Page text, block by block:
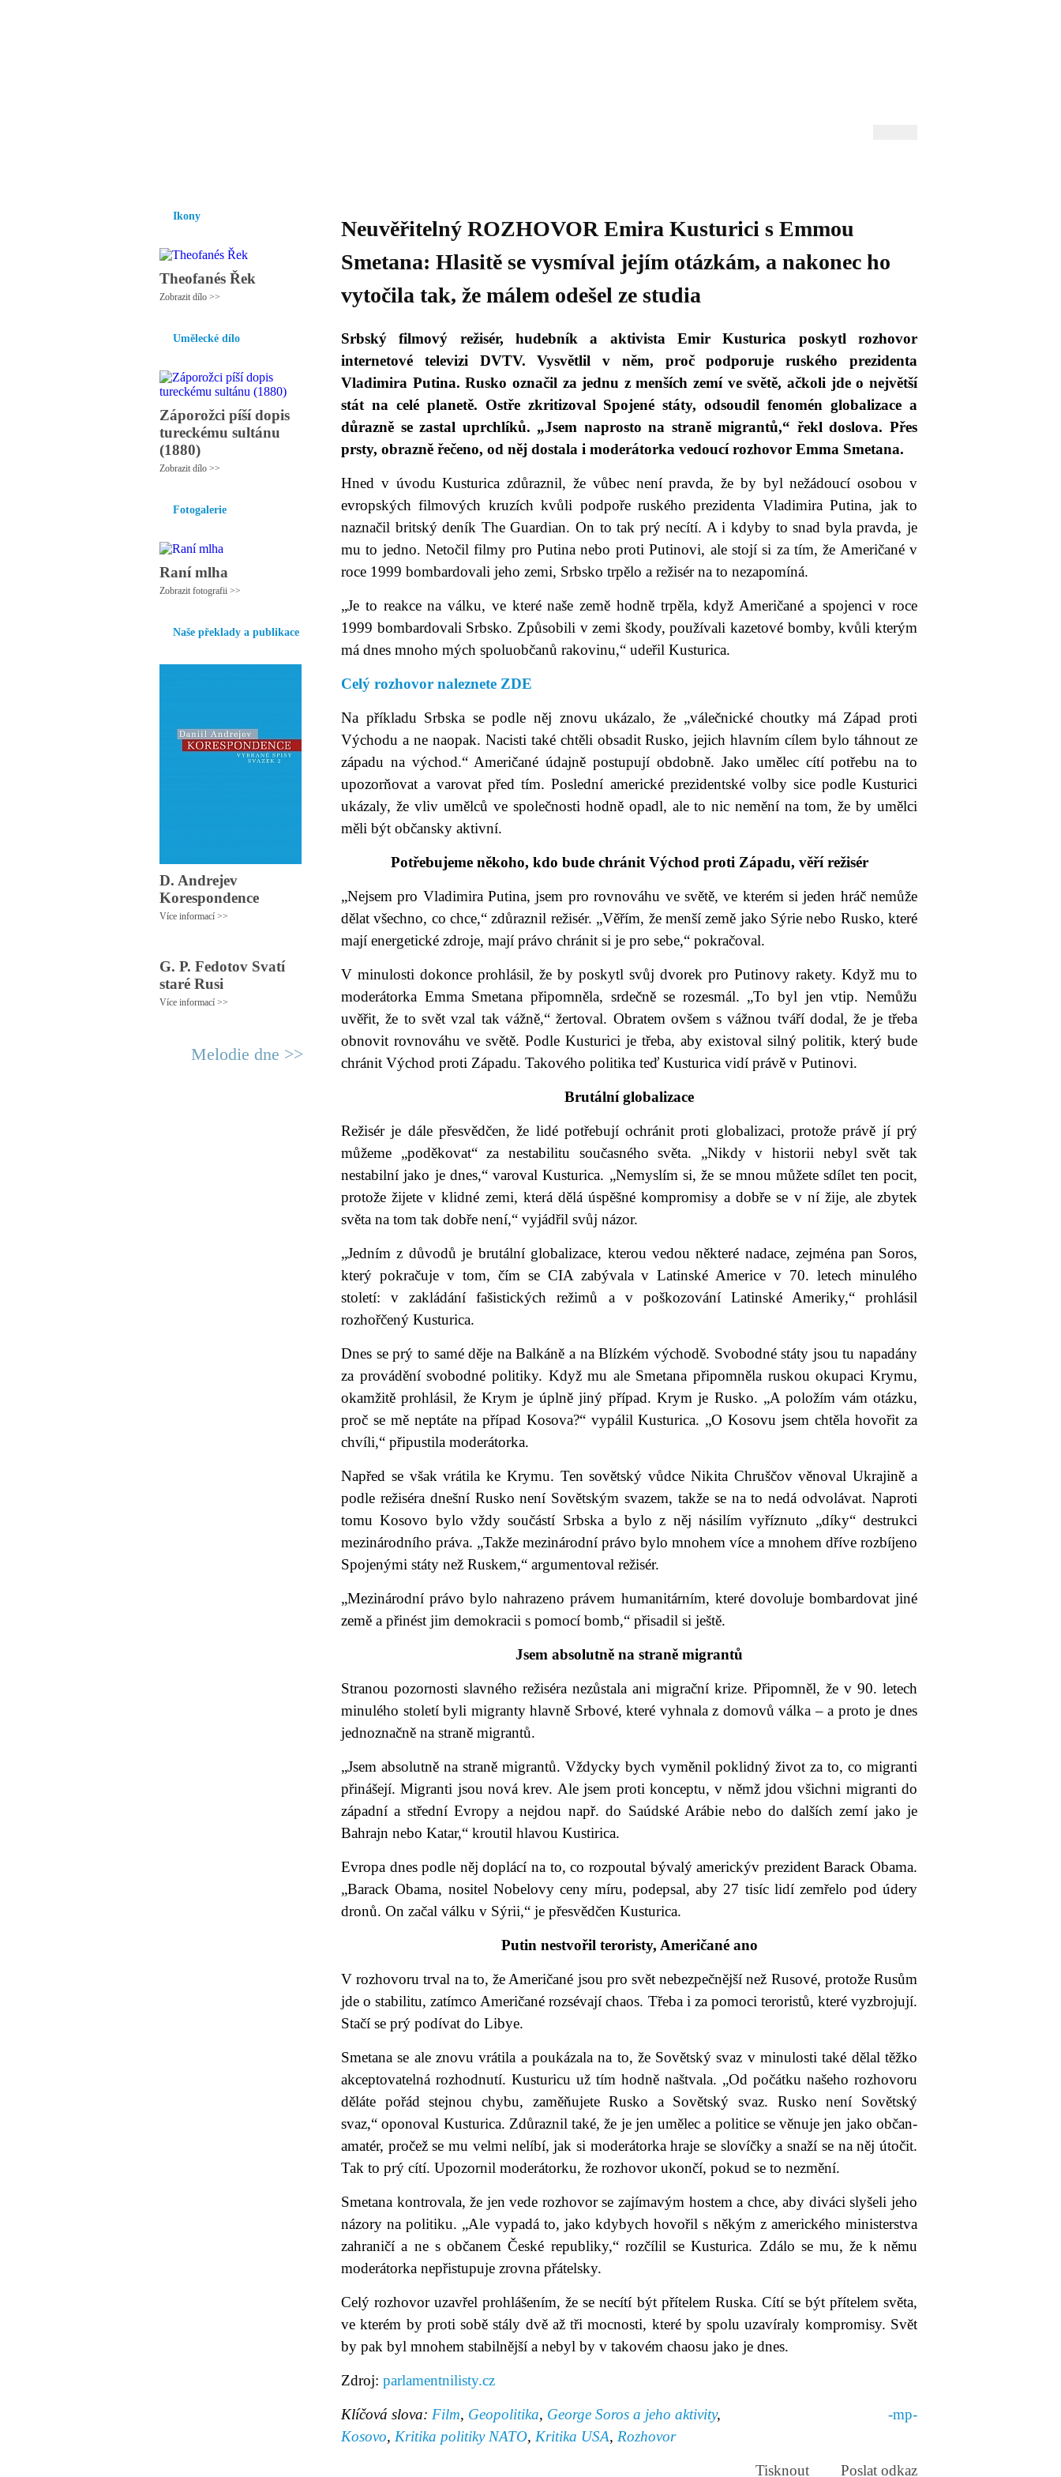
Ikony
Theofanés Řek
Zobrazit dílo >>
Umělecké dílo
Záporožci píší dopis
tureckému sultánu
(1880)
Zobrazit dílo >>
Fotogalerie
Raní mlha
Zobrazit fotografii >>
Naše překlady a publikace
D. Andrejev
Korespondence
Více informací >>
G. P. Fedotov Svatí
staré Rusi
Více informací >>
Melodie dne >>
Neuvěřitelný ROZHOVOR Emira Kusturici s Emmou
Smetana: Hlasitě se vysmíval jejím otázkám, a nakonec ho
vytočila tak, že málem odešel ze studia
Srbský filmový režisér, hudebník a aktivista Emir Kusturica poskytl rozhovor
internetové televizi DVTV. Vysvětlil v něm, proč podporuje ruského prezidenta
Vladimira Putina. Rusko označil za jednu z menších zemí ve světě, ačkoli jde o největší
stát na celé planetě. Ostře zkritizoval Spojené státy, odsoudil fenomén globalizace a
důrazně se zastal uprchlíků. „Jsem naprosto na straně migrantů,“ řekl doslova. Přes
prsty, obrazně řečeno, od něj dostala i moderátorka vedoucí rozhovor Emma Smetana.
Hned v úvodu Kusturica zdůraznil, že vůbec není pravda, že by byl nežádoucí osobou v
evropských filmových kruzích kvůli podpoře ruského prezidenta Vladimira Putina, jak to
naznačil britský deník The Guardian. On to tak prý necítí. A i kdyby to snad byla pravda, je
mu to jedno. Netočil filmy pro Putina nebo proti Putinovi, ale stojí si za tím, že Američané v
roce 1999 bombardovali jeho zemi, Srbsko trpělo a režisér na to nezapomíná.
„Je to reakce na válku, ve které naše země hodně trpěla, když Američané a spojenci v roce
1999 bombardovali Srbsko. Způsobili v zemi škody, používali kazetové bomby, kvůli kterým
má dnes mnoho mých spoluobčanů rakovinu,“ udeřil Kusturica.
Celý rozhovor naleznete ZDE
Na příkladu Srbska se podle něj znovu ukázalo, že „válečnické choutky má Západ proti
Východu a ne naopak. Nacisti také chtěli obsadit Rusko, jejich hlavním cílem bylo táhnout ze
západu na východ.“ Američané údajně postupují obdobně. Jako umělec cítí potřebu na to
upozorňovat a varovat před tím. Poslední americké prezidentské volby sice podle Kusturici
ukázaly, že vliv umělců ve společnosti hodně opadl, ale to nic nemění na tom, že by umělci
měli být občansky aktivní.
Potřebujeme někoho, kdo bude chránit Východ proti Západu, věří režisér
„Nejsem pro Vladimira Putina, jsem pro rovnováhu ve světě, ve kterém si jeden hráč nemůže
dělat všechno, co chce,“ zdůraznil režisér. „Věřím, že menší země jako Sýrie nebo Rusko, které
mají energetické zdroje, mají právo chránit si je pro sebe,“ pokračoval.
V minulosti dokonce prohlásil, že by poskytl svůj dvorek pro Putinovy rakety. Když mu to
moderátorka Emma Smetana připomněla, srdečně se rozesmál. „To byl jen vtip. Nemůžu
uvěřit, že to svět vzal tak vážně,“ žertoval. Obratem ovšem s vážnou tváří dodal, že je třeba
obnovit rovnováhu ve světě. Podle Kusturici je třeba, aby existoval silný politik, který bude
chránit Východ proti Západu. Takového politika teď Kusturica vidí právě v Putinovi.
Brutální globalizace
Režisér je dále přesvědčen, že lidé potřebují ochránit proti globalizaci, protože právě jí prý
můžeme „poděkovat“ za nestabilitu současného světa. „Nikdy v historii nebyl svět tak
nestabilní jako je dnes,“ varoval Kusturica. „Nemyslím si, že se mnou můžete sdílet ten pocit,
protože žijete v klidné zemi, která dělá úspěšné kompromisy a dobře se v ní žije, ale zbytek
světa na tom tak dobře není,“ vyjádřil svůj názor.
„Jedním z důvodů je brutální globalizace, kterou vedou některé nadace, zejména pan Soros,
který pokračuje v tom, čím se CIA zabývala v Latinské Americe v 70. letech minulého
století: v zakládání fašistických režimů a v poškozování Latinské Ameriky,“ prohlásil
rozhořčený Kusturica.
Dnes se prý to samé děje na Balkáně a na Blízkém východě. Svobodné státy jsou tu napadány
za provádění svobodné politiky. Když mu ale Smetana připomněla ruskou okupaci Krymu,
okamžitě prohlásil, že Krym je úplně jiný případ. Krym je Rusko. „A položím vám otázku,
proč se mě neptáte na případ Kosova?“ vypálil Kusturica. „O Kosovu jsem chtěla hovořit za
chvíli,“ připustila moderátorka.
Napřed se však vrátila ke Krymu. Ten sovětský vůdce Nikita Chruščov věnoval Ukrajině a
podle režiséra dnešní Rusko není Sovětským svazem, takže se na to nedá odvolávat. Naproti
tomu Kosovo bylo vždy součástí Srbska a bylo z něj násilím vyříznuto „díky“ destrukci
mezinárodního práva. „Takže mezinárodní právo bylo mnohem více a mnohem dříve rozbíjeno
Spojenými státy než Ruskem,“ argumentoval režisér.
„Mezinárodní právo bylo nahrazeno právem humanitárním, které dovoluje bombardovat jiné
země a přinést jim demokracii s pomocí bomb,“ přisadil si ještě.
Jsem absolutně na straně migrantů
Stranou pozornosti slavného režiséra nezůstala ani migrační krize. Připomněl, že v 90. letech
minulého století byli migranty hlavně Srbové, které vyhnala z domovů válka – a proto je dnes
jednoznačně na straně migrantů.
„Jsem absolutně na straně migrantů. Vždycky bych vyměnil poklidný život za to, co migranti
přinášejí. Migranti jsou nová krev. Ale jsem proti konceptu, v němž jdou všichni migranti do
západní a střední Evropy a nejdou např. do Saúdské Arábie nebo do dalších zemí jako je
Bahrajn nebo Katar,“ kroutil hlavou Kustirica.
Evropa dnes podle něj doplácí na to, co rozpoutal bývalý americkýv prezident Barack Obama.
„Barack Obama, nositel Nobelovy ceny míru, podepsal, aby 27 tisíc lidí zemřelo pod údery
dronů. On začal válku v Sýrii,“ je přesvědčen Kusturica.
Putin nestvořil teroristy, Američané ano
V rozhovoru trval na to, že Američané jsou pro svět nebezpečnější než Rusové, protože Rusům
jde o stabilitu, zatímco Američané rozsévají chaos. Třeba i za pomoci teroristů, které vyzbrojují.
Stačí se prý podívat do Libye.
Smetana se ale znovu vrátila a poukázala na to, že Sovětský svaz v minulosti také dělal těžko
akceptovatelná rozhodnutí. Kusturicu už tím hodně naštvala. „Od počátku našeho rozhovoru
děláte pořád stejnou chybu, zaměňujete Rusko a Sovětský svaz. Rusko není Sovětský
svaz,“ oponoval Kusturica. Zdůraznil také, že je jen umělec a politice se věnuje jen jako občan-
amatér, pročež se mu velmi nelíbí, jak si moderátorka hraje se slovíčky a snaží se na něj útočit.
Tak to prý cítí. Upozornil moderátorku, že rozhovor ukončí, pokud se to nezmění.
Smetana kontrovala, že jen vede rozhovor se zajímavým hostem a chce, aby diváci slyšeli jeho
názory na politiku. „Ale vypadá to, jako kdybych hovořil s někým z amerického ministerstva
zahraničí a ne s občanem České republiky,“ rozčílil se Kusturica. Zdálo se mu, že k němu
moderátorka nepřistupuje zrovna přátelsky.
Celý rozhovor uzavřel prohlášením, že se necítí být přítelem Ruska. Cítí se být přítelem světa,
ve kterém by proti sobě stály dvě až tři mocnosti, které by spolu uzavíraly kompromisy. Svět
by pak byl mnohem stabilnější a nebyl by v takovém chaosu jako je dnes.
Zdroj: parlamentnilisty.cz
Klíčová slova: Film, Geopolitika, George Soros a jeho aktivity,
Kosovo, Kritika politiky NATO, Kritika USA, Rozhovor
-mp-
Tisknout Poslat odkaz